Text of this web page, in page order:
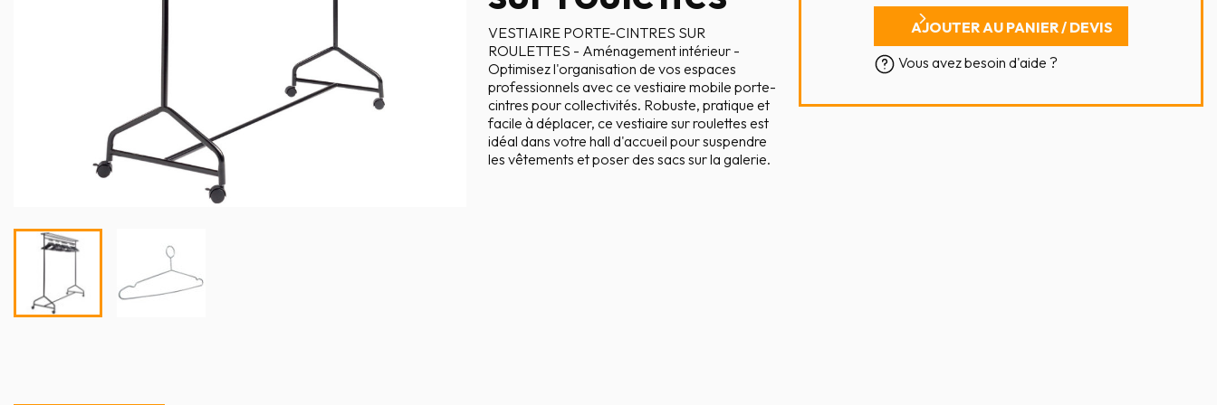
VESTIAIRE PORTE-CINTRES SUR
ROULETTES - Aménagement intérieur -
Optimisez l'organisation de vos espaces
professionnels avec ce vestiaire mobile porte-
cintres pour collectivités. Robuste, pratique et
facile à déplacer, ce vestiaire sur roulettes est
idéal dans votre hall d'accueil pour suspendre
les vêtements et poser des sacs sur la galerie.
AJOUTER AU PANIER / DEVIS
Vous avez besoin d'aide ?